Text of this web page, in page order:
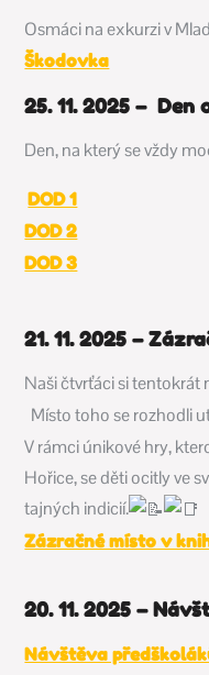
Osmáci na exkurzi v
Škodovka
25. 11. 2025 –
Den, na který se vždy
DOD 1
DOD 2
DOD 3
21. 11. 2025 –
Naši čtvrťáci si tentokrát
Místo toho se rozhodli
V rámci únikové hry,
Hořice, se děti ocitly ve
tajných indicií.
Zázračné místo v
20. 11. 2025 –
Návštěva